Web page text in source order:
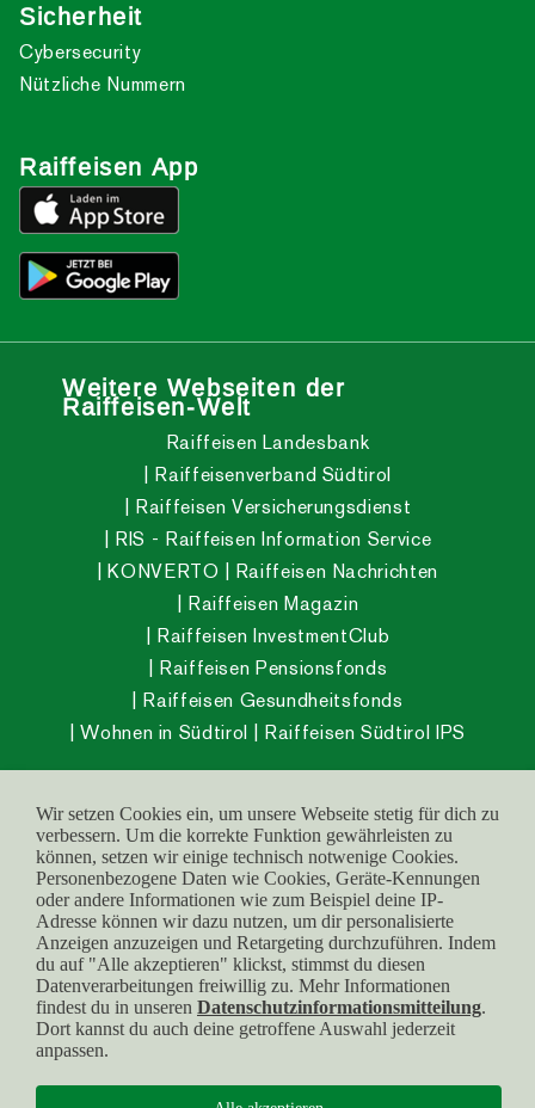
Sicherheit
Cybersecurity
Nützliche Nummern
Raiffeisen App
Weitere Webseiten der
Raiffeisen-Welt
Raiffeisen Landesbank
Raiffeisenverband Südtirol
Raiffeisen Versicherungsdienst
RIS - Raiffeisen Information Service
KONVERTO
Raiffeisen Nachrichten
Raiffeisen Magazin
Raiffeisen InvestmentClub
Raiffeisen Pensionsfonds
Raiffeisen Gesundheitsfonds
Wohnen in Südtirol
Raiffeisen Südtirol IPS
© raiffeisen.it
MwSt.-Nr.:
00142030212
Service Center:+39
0471 666 444
Barrierefreiheit
Impressum
Cookies
Datenschutz
Wir setzen Cookies ein, um unsere Webseite stetig für dich zu
verbessern. Um die korrekte Funktion gewährleisten zu
können, setzen wir einige technisch notwenige Cookies.
Personenbezogene Daten wie Cookies, Geräte-Kennungen
oder andere Informationen wie zum Beispiel deine IP-
Adresse können wir dazu nutzen, um dir personalisierte
Anzeigen anzuzeigen und Retargeting durchzuführen. Indem
du auf "Alle akzeptieren" klickst, stimmst du diesen
Datenverarbeitungen freiwillig zu. Mehr Informationen
findest du in unseren Datenschutzinformationsmitteilung.
Dort kannst du auch deine getroffene Auswahl jederzeit
anpassen.